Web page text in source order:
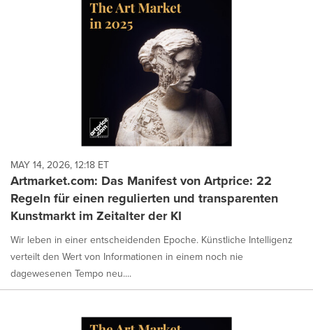
MAY 14, 2026, 12:18 ET
Artmarket.com: Das Manifest von Artprice: 22
Regeln für einen regulierten und transparenten
Kunstmarkt im Zeitalter der KI
Wir leben in einer entscheidenden Epoche. Künstliche Intelligenz
verteilt den Wert von Informationen in einem noch nie
dagewesenen Tempo neu....